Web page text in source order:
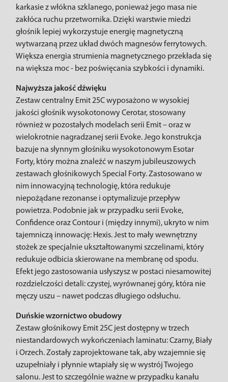
karkasie z włókna szklanego, ponieważ jego masa nie
zakłóca ruchu przetwornika. Dzięki warstwie miedzi
głośnik lepiej wykorzystuje energię magnetyczną
wytwarzaną przez układ dwóch magnesów ferrytowych.
Większa energia strumienia magnetycznego przekłada się
na większa moc - bez poświęcania szybkości i dynamiki.
Najwyższa jakość dźwięku
Zestaw centralny Emit 25C wyposażono w wysokiej
jakości głośnik wysokotonowy Cerotar, stosowany
również w pozostałych modelach serii Emit – oraz w
wielokrotnie nagradzanej serii Evoke. Jego konstrukcja
bazuje na słynnym głośniku wysokotonowym Esotar
Forty, który można znaleźć w naszym jubileuszowych
zestawach głośnikowych Special Forty. Zastosowano w
nim innowacyjną technologię, która redukuje
niepożądane rezonanse i optymalizuje przepływ
powietrza. Podobnie jak w przypadku serii Evoke,
Confidence oraz Contour i (między innymi), ukryto w nim
tajemniczą innowację: Hexis. Jest to mały wewnętrzny
stożek ze specjalnie ukształtowanymi szczelinami, który
redukuje odbicia skierowane na membranę od spodu.
Efekt jego zastosowania usłyszysz w postaci niesamowitej
rozdzielczości detali: czystej, wyrównanej góry, która nie
męczy uszu – nawet podczas długiego odsłuchu.
Duńskie wzornictwo obudowy
Zestaw głośnikowy Emit 25C jest dostępny w trzech
niestandardowych wykończeniach laminatu: Czarny, Biały
i Orzech. Zostały zaprojektowane tak, aby wzajemnie się
uzupełniały i płynnie wtapiały się w wystrój Twojego
salonu. Jest to szczególnie ważne w przypadku kanału